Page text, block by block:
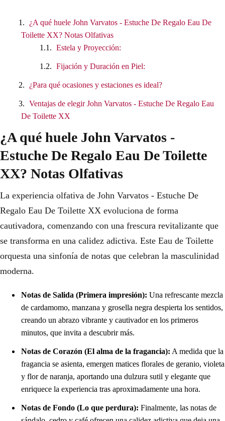
¿A qué huele John Varvatos - Estuche De Regalo Eau De
Toilette XX? Notas Olfativas
Estela y Proyección:
Fijación y Duración en Piel:
¿Para qué ocasiones y estaciones es ideal?
Ventajas de elegir John Varvatos - Estuche De Regalo Eau
De Toilette XX
¿A qué huele John Varvatos -
Estuche De Regalo Eau De Toilette
XX? Notas Olfativas
La experiencia olfativa de John Varvatos - Estuche De
Regalo Eau De Toilette XX evoluciona de forma
cautivadora, comenzando con una frescura revitalizante que
se transforma en una calidez adictiva. Este Eau de Toilette
orquesta una sinfonía de notas que celebran la masculinidad
moderna.
Notas de Salida (Primera impresión): Una refrescante mezcla
de cardamomo, manzana y grosella negra despierta los sentidos,
creando un abrazo vibrante y cautivador en los primeros
minutos, que invita a descubrir más.
Notas de Corazón (El alma de la fragancia): A medida que la
fragancia se asienta, emergen matices florales de geranio, violeta
y flor de naranja, aportando una dulzura sutil y elegante que
enriquece la experiencia tras aproximadamente una hora.
Notas de Fondo (Lo que perdura): Finalmente, las notas de